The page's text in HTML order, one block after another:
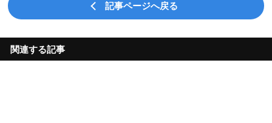
記事ページへ戻る
関連する記事